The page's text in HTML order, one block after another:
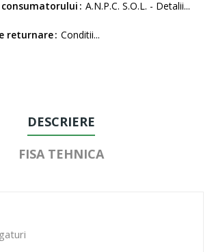
A.N.P.C. S.O.L. - Detalii...
returnare Conditii...
DESCRIERE
FISA TEHNICA